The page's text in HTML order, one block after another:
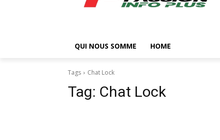
QUI NOUS SOMME HOME
Tags Chat Lock
Tag: Chat Lock